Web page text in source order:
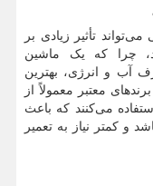
تأثیر زیادی بر
چرا که یک ماشین
آب و انرژی، بهترین
معتبر معمولاً از
می‌کنند که باعث
و کمتر نیاز به تعمیر